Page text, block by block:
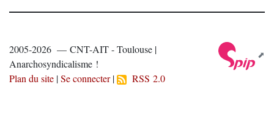
2005-2026 — CNT-AIT - Toulouse |
Anarchosyndicalisme !
Plan du site |Se connecter| RSS 2.0